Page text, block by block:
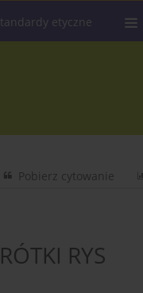
etyczne
Pobierz cytowanie
RYS